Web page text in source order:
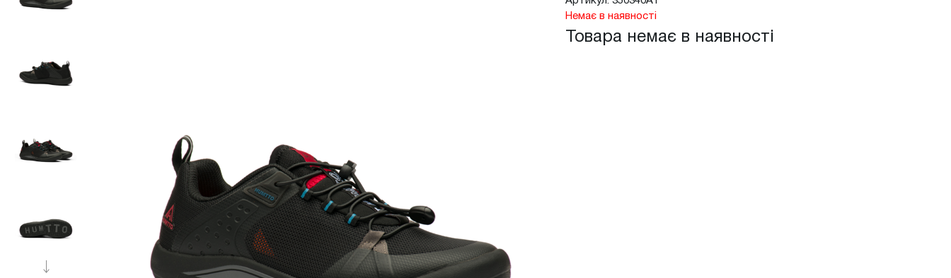
Немає в наявності
Товара немає в наявності